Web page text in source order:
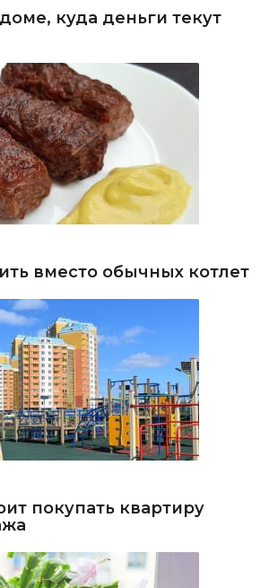
куда деньги текут
вместо обычных котлет
покупать квартиру